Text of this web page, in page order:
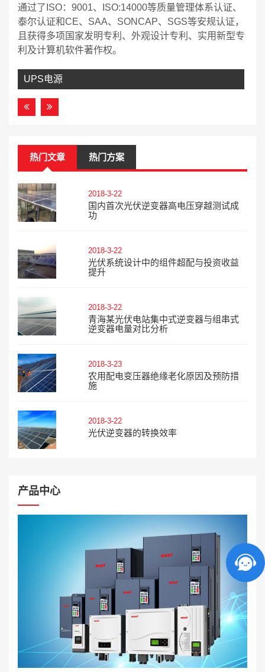
通过了ISO：9001、ISO:14000等质量管理体系认证、
泰尔认证和CE、SAA、SONCAP、SGS等安规认证，
且获得多项国家发明专利、外观设计专利、实用新型专
利及计算机软件著作权。
UPS电源
热门文章 热门方案
2018-3-22
国内首次光伏逆变器高电压穿越测试成
功
2018-3-22
光伏系统设计中的组件超配与投资收益
提升
2018-3-22
青海某光伏电站集中式逆变器与组串式
逆变器电量对比分析
2018-3-23
农用配电变压器绝缘老化原因及预防措
施
2018-3-22
光伏逆变器的转换效率
产品中心